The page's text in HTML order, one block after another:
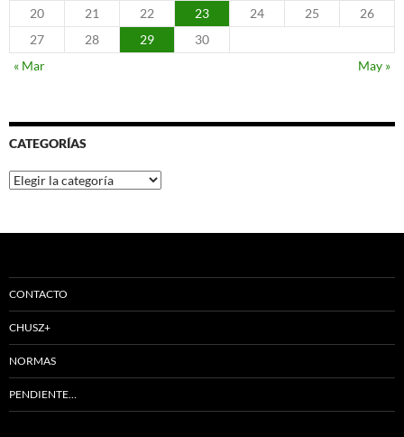
20
21 22 23 24 25
26
27
28 29
30
« Mar
May »
CATEGORÍAS
Categorías
CONTACTO
CHUSZ+
NORMAS
PENDIENTE…